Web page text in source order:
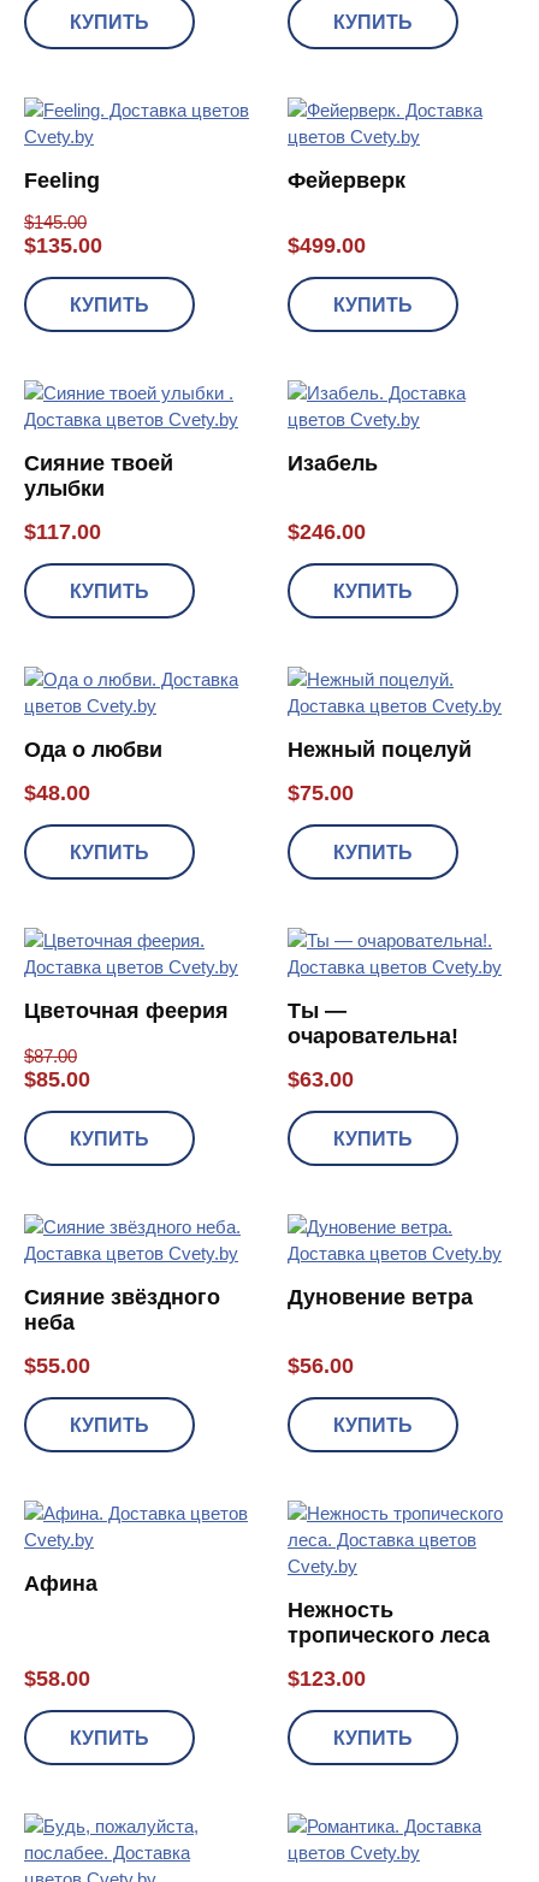
КУПИТЬ КУПИТЬ
Feeling
$145.00
$135.00
КУПИТЬ
Фейерверк
$499.00
КУПИТЬ
Сияние твоей
улыбки
$117.00
КУПИТЬ
Изабель
$246.00
КУПИТЬ
Ода о любви
$48.00
КУПИТЬ
Нежный поцелуй
$75.00
КУПИТЬ
Цветочная феерия
$87.00
$85.00
КУПИТЬ
Ты —
очаровательна!
$63.00
КУПИТЬ
Сияние звёздного
неба
$55.00
КУПИТЬ
Дуновение ветра
$56.00
КУПИТЬ
Афина
$58.00
КУПИТЬ
Нежность
тропического леса
$123.00
КУПИТЬ